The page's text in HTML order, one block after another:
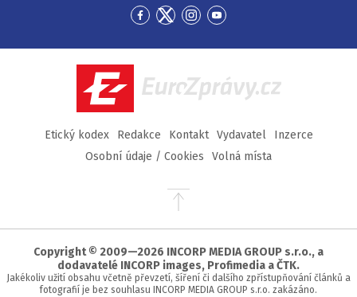
Přejít
Facebook
Přejít
Twitter
Přejít
Instagram
Přejít
YouTube
EuroZprávy.cz
Etický kodex Redakce Kontakt Vydavatel
Inzerce
Osobní údaje / Cookies
Volná místa
Přejít
stránky
Copyright © 2009—2026 INCORP MEDIA GROUP s.r.o., a
dodavatelé INCORP images, Profimedia a ČTK.
Jakékoliv užití obsahu včetně převzetí, šíření či dalšího zpřístupňování článků a
fotografií je bez souhlasu INCORP MEDIA GROUP s.r.o. zakázáno.